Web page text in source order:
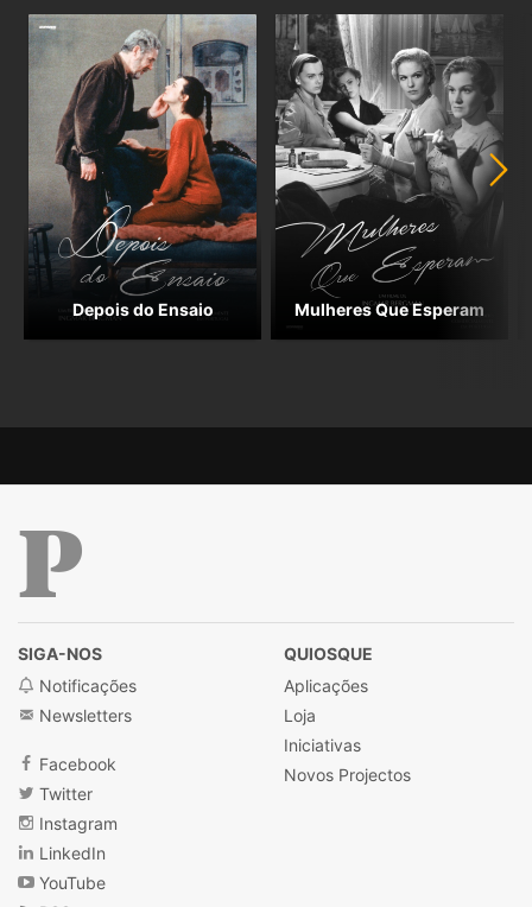
Depois do Ensaio Mulheres Que Esperam
SIGA-NOS
Notificações
Newsletters
Facebook
Twitter
Instagram
LinkedIn
YouTube
QUIOSQUE
Aplicações
Loja
Iniciativas
Novos Projectos